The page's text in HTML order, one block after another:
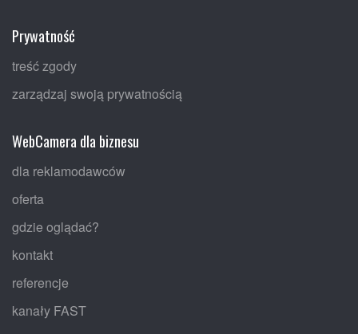
Prywatność
treść zgody
zarządzaj swoją prywatnością
WebCamera dla biznesu
dla reklamodawców
oferta
gdzie oglądać?
kontakt
referencje
kanały FAST